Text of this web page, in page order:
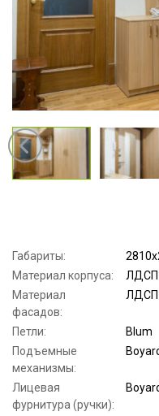
Габариты:
Материал корпуса:
ЛДСП
Материал
фасадов:
ЛДСП
Петли:
Blum
Подъемные
механизмы:
Лицевая
фурнитура (ручки):